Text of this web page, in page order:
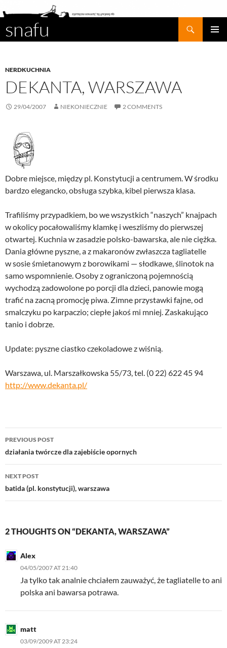
snafu
SKIP
NERDKUCHNIA
DEKANTA, WARSZAWA
29/04/2007 NIEKONIECZNIE 2 COMMENTS
Dobre miejsce, między pl. Konstytucji a centrumem. W środku
bardzo elegancko, obsługa szybka, kibel pierwsza klasa.
Trafiliśmy przypadkiem, bo we wszystkich “naszych” knajpach
w okolicy pocałowaliśmy klamkę i weszliśmy do pierwszej
otwartej. Kuchnia w zasadzie polsko-bawarska, ale nie ciężka.
Dania główne pyszne, a z makaronów zwłaszcza tagliatelle
w sosie śmietanowym z borowikami — słodkawe, ślinotok na
samo wspomnienie. Osoby z ograniczoną pojemnością
wychodzą zadowolone po porcji dla dzieci, panowie mogą
trafić na zacną promocję piwa. Zimne przystawki fajne, od
smalczyku po karpaczio; ciepłe jakoś mi mniej. Zaskakująco
tanio i dobrze.
Update: pyszne ciastko czekoladowe z wiśnią.
Warszawa, ul. Marszałkowska 55/73, tel. (0 22) 622 45 94
http://www.dekanta.pl/
Post
navigation
PREVIOUS POST
działania twórcze dla zajebiście opornych
NEXT POST
batida (pl. konstytucji), warszawa
2 THOUGHTS ON “DEKANTA, WARSZAWA”
Alex
04/05/2007 AT 21:40
Ja tylko tak analnie chciałem zauważyć, że tagliatelle to ani
polska ani bawarsa potrawa.
matt
03/09/2009 AT 23:24